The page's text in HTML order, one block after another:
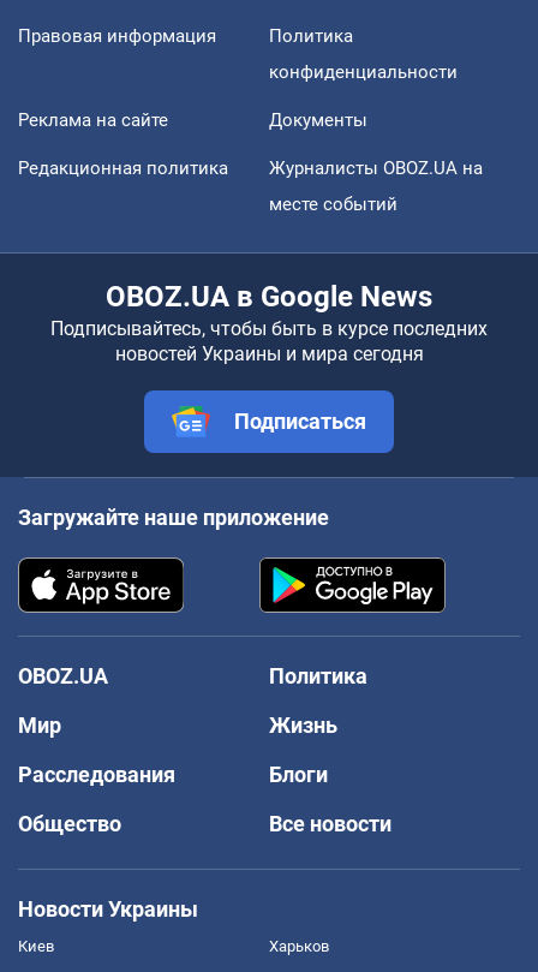
Правовая информация
Политика
конфиденциальности
Реклама на сайте Документы
Редакционная политика
Журналисты OBOZ.UA на
месте событий
OBOZ.UA в Google News
Подписывайтесь, чтобы быть в курсе последних
новостей Украины и мира сегодня
Подписаться
Загружайте наше приложение
OBOZ.UA
Политика
Мир
Жизнь
Расследования
Блоги
Общество
Все новости
Новости Украины
Киев Харьков